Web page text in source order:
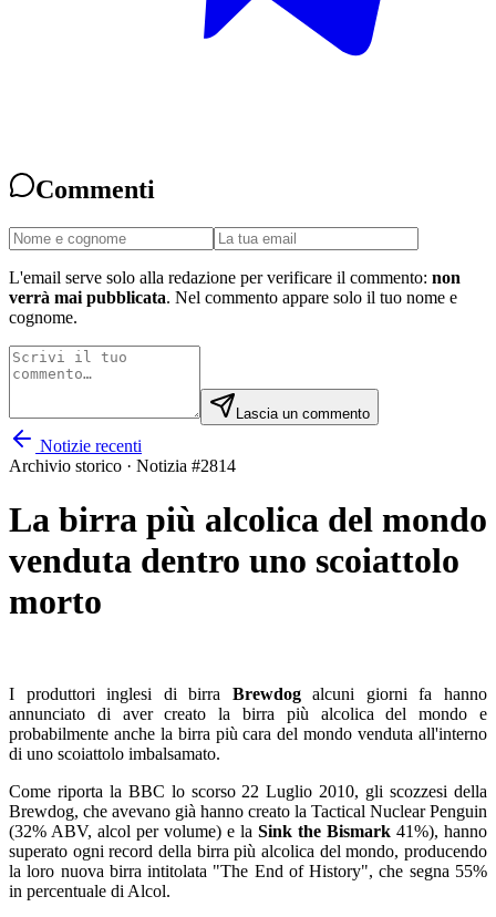
Commenti
L'email serve solo alla redazione per verificare il commento: non
verrà mai pubblicata. Nel commento appare solo il tuo nome e
cognome.
Lascia un commento
Notizie recenti
Archivio storico · Notizia #2814
La birra più alcolica del mondo
venduta dentro uno scoiattolo
morto
I produttori inglesi di birra Brewdogalcuni giorni fa hanno
annunciato di aver creato la birra più alcolica del mondo e
probabilmente anche la birra più cara del mondo venduta all'interno
di uno scoiattolo imbalsamato.
Come riporta la BBC lo scorso 22 Luglio 2010, gli scozzesi della
Brewdog, che avevano già hanno creato la Tactical Nuclear Penguin
(32% ABV, alcol per volume) e la Sink the Bismark 41%), hanno
superato ogni record della birra più alcolica del mondo, producendo
la loro nuova birra intitolata "The End of History", che segna 55%
in percentuale di Alcol.